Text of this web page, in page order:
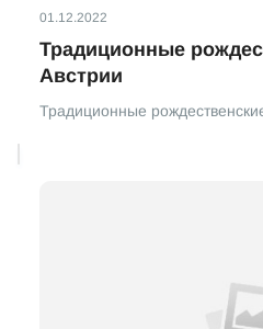
01.12.2022
Традиционные
Австрии
Традиционные